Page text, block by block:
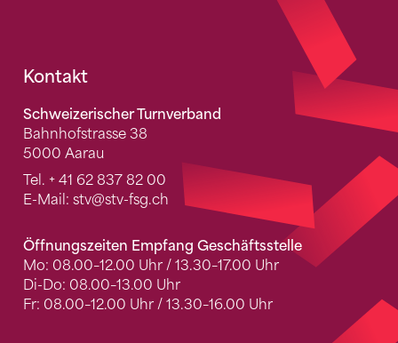
Fusszeile
Kontakt
Schweizerischer Turnverband
Bahnhofstrasse 38
5000 Aarau
Tel. + 41 62 837 82 00
E-Mail: stv@stv-fsg.ch
Öffnungszeiten Empfang Geschäftsstelle
Mo: 08.00–12.00 Uhr / 13.30–17.00 Uhr
Di-Do: 08.00–13.00 Uhr
Fr: 08.00–12.00 Uhr / 13.30–16.00 Uhr